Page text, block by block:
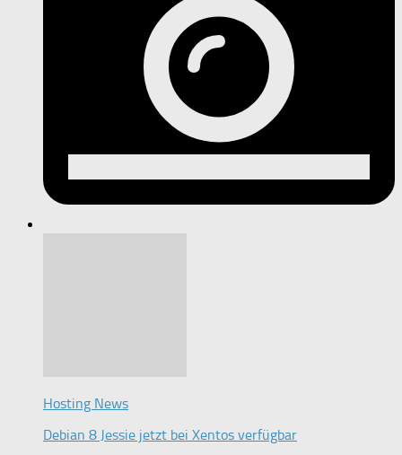
Hosting News
Debian 8 Jessie jetzt bei Xentos verfügbar